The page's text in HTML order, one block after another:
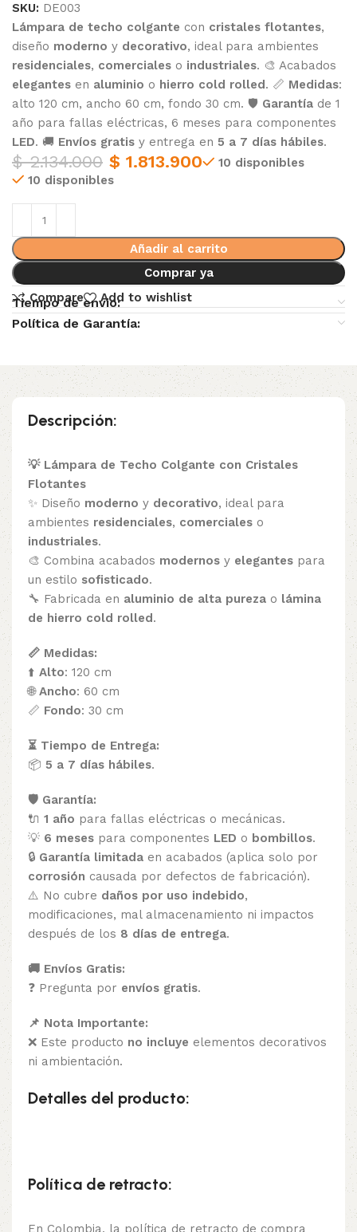
SKU: DE003
Lámpara de techo colgante con cristales flotantes,
diseño moderno y decorativo, ideal para ambientes
residenciales, comerciales o industriales. 🎨 Acabados
elegantes en aluminio o hierro cold rolled. 📏 Medidas:
alto 120 cm, ancho 60 cm, fondo 30 cm. 🛡️ Garantía de 1
año para fallas eléctricas, 6 meses para componentes
LED. 🚚 Envíos gratis y entrega en 5 a 7 días hábiles.
$2.134.000 $ 1.813.900
10 disponibles
10 disponibles
Añadir al carrito
Comprar ya
Compare
Add to wishlist
Tiempo de envio:
Política de Garantía:
Descripción:
💡 Lámpara de Techo Colgante con Cristales
Flotantes
✨ Diseño moderno y decorativo, ideal para
ambientes residenciales, comerciales o
industriales.
🎨 Combina acabados modernos y elegantes para
un estilo sofisticado.
🔧 Fabricada en aluminio de alta pureza o lámina
de hierro cold rolled.
📏 Medidas:
⬆️ Alto: 120 cm
🌐Ancho: 60 cm
📏 Fondo: 30 cm
⏳ Tiempo de Entrega:
📦 5 a 7 días hábiles.
🛡️ Garantía:
🔌 1 año para fallas eléctricas o mecánicas.
💡 6 meses para componentes LED o bombillos.
🔒 Garantía limitada en acabados (aplica solo por
corrosión causada por defectos de fabricación).
⚠️ No cubre daños por uso indebido,
modificaciones, mal almacenamiento ni impactos
después de los 8 días de entrega.
🚚 Envíos Gratis:
❓ Pregunta por envíos gratis.
📌 Nota Importante:
❌ Este producto no incluye elementos decorativos
ni ambientación.
Detalles del producto:
Política de retracto:
En Colombia, la política de retracto de compra